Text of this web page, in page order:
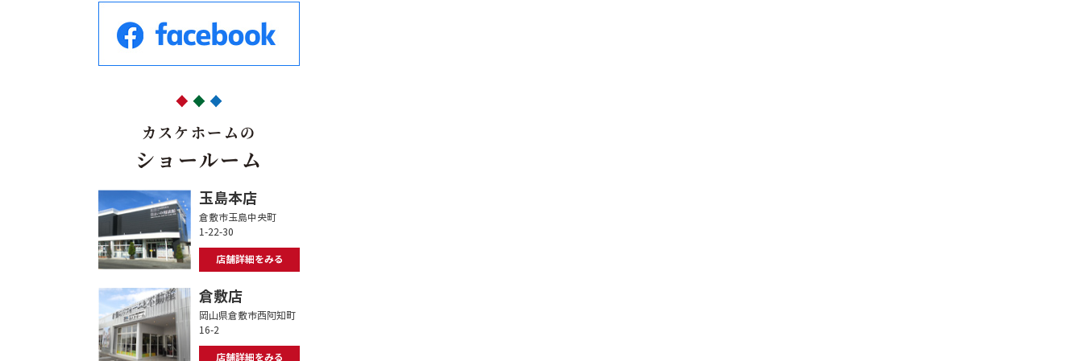
カスケホームの
ショールーム
玉島本店
倉敷市玉島中央町
1-22-30
店舗詳細をみる
倉敷店
岡山県倉敷市西阿知町
16-2
店舗詳細をみる